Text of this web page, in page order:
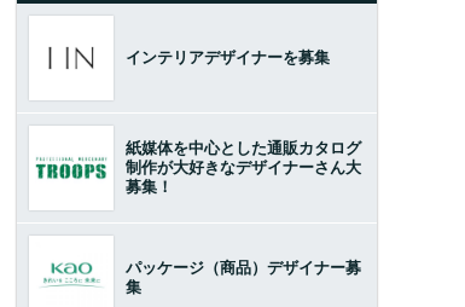
インテリアデザイナーを募集
紙媒体を中心とした通販カタログ
制作が大好きなデザイナーさん大
募集！
パッケージ（商品）デザイナー募
集